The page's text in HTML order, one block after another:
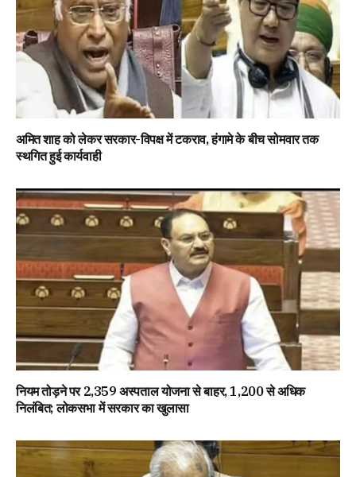
अमित शाह को लेकर सरकार-विपक्ष में टकराव, हंगामे के बीच सोमवार तक
स्थगित हुई कार्यवाही
नियम तोड़ने पर 2,359 अस्पताल योजना से बाहर, 1,200 से अधिक
निलंबित; लोकसभा में सरकार का खुलासा